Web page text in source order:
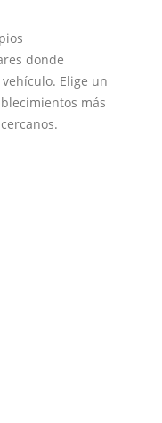
donde
Elige un
más